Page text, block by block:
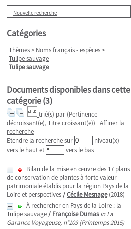
Nouvelle recherche
Catégories
Thèmes> Noms français - espèces>
Tulipe sauvage
Tulipe sauvage
Documents disponibles dans cette
catégorie (3)
trié(s) par (Pertinence
décroissant(e), Titre croissant(e)) Affiner la
recherche
Etendre la recherche sur
niveau(x)
vers le haut et
vers le bas
Bilan de la mise en œuvre des 17 plans
de conservation de plantes à forte valeur
patrimoniale établis pour la région Pays de la
Loire et perspectives/Cécile Mesnage(2018)
À rechercher en Pays de la Loire : la
Tulipe sauvage/ Françoise Dumas in La
Garance Voyageuse, n°109 (Printemps 2015)